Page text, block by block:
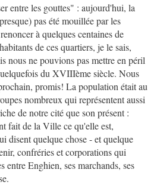
entre les gouttes" : aujourd'hui, la
pas été mouillée par les
à quelques centaines de
de ces quartiers, je le sais,
nous ne pouvions pas mettre en péril
du XVIIIème siècle. Nous
promis! La population était au
nombreux qui représentent aussi
de notre cité que son présent :
fait de la Ville ce qu'elle est,
disent quelque chose - et quelque
confréries et corporations qui
entre Enghien, ses marchands, ses